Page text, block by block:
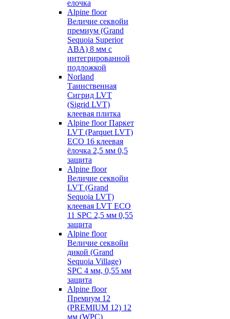
елочка
Alpine floor
Величие секвойи
премиум (Grand
Sequoia Superior
ABA) 8 мм с
интегрированной
подложкой
Norland
Таинственная
Сигрид LVT
(Sigrid LVT)
клеевая плитка
Alpine floor Паркет
LVT (Parquet LVT)
ECO 16 клеевая
ёлочка 2,5 мм 0,5
защита
Alpine floor
Величие секвойи
LVT (Grand
Sequoia LVT)
клеевая LVT ECO
11 SPC 2,5 мм 0,55
защита
Alpine floor
Величие секвойи
дикой (Grand
Sequoia Village)
SPC 4 мм, 0,55 мм
защита
Alpine floor
Премиум 12
(PREMIUM 12) 12
мм (WPC)